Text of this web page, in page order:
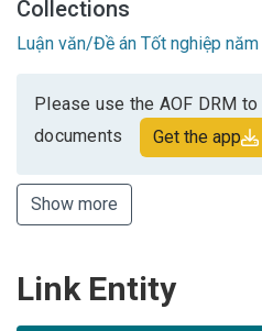
Collections
Luận văn/Đề án Tốt nghiệp
Please use the AOF DRM
documents
Get the app
Show more
Link Entity